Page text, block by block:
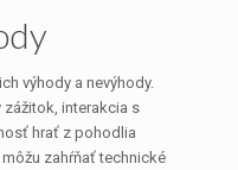
výhody a nevýhody.
zážitok, interakcia s
hrať z pohodlia
zahŕňať technické